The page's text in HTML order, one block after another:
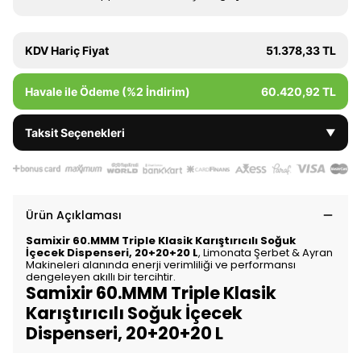
KDV Hariç Fiyat 51.378,33 TL
Havale ile Ödeme (%2 İndirim) 60.420,92 TL
Taksit Seçenekleri ▼
Ürün Açıklaması
Samixir 60.MMM Triple Klasik Karıştırıcılı Soğuk
İçecek Dispenseri, 20+20+20 L, Limonata Şerbet & Ayran
Makineleri alanında enerji verimliliği ve performansı
dengeleyen akıllı bir tercihtir.
Samixir 60.MMM Triple Klasik
Karıştırıcılı Soğuk İçecek
Dispenseri, 20+20+20 L